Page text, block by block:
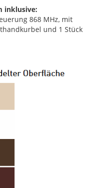
inklusive:
868 MHz, mit
und 1 Stück